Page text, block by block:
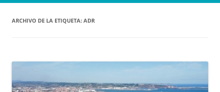
ARCHIVO DE LA ETIQUETA: ADR